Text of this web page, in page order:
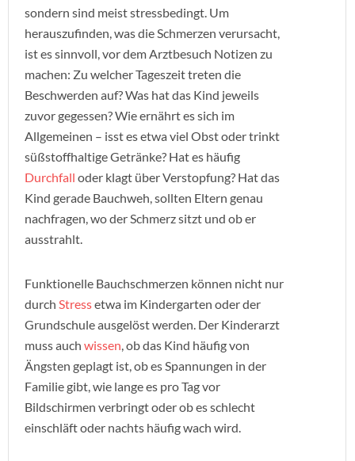
sondern sind meist stressbedingt. Um
herauszufinden, was die Schmerzen verursacht,
ist es sinnvoll, vor dem Arztbesuch Notizen zu
machen: Zu welcher Tageszeit treten die
Beschwerden auf? Was hat das Kind jeweils
zuvor gegessen? Wie ernährt es sich im
Allgemeinen – isst es etwa viel Obst oder trinkt
süßstoffhaltige Getränke? Hat es häufig
Durchfall oder klagt über Verstopfung? Hat das
Kind gerade Bauchweh, sollten Eltern genau
nachfragen, wo der Schmerz sitzt und ob er
ausstrahlt.
Funktionelle Bauchschmerzen können nicht nur
durch Stressetwa im Kindergarten oder der
Grundschule ausgelöst werden. Der Kinderarzt
muss auch wissen, ob das Kind häufig von
Ängsten geplagt ist, ob es Spannungen in der
Familie gibt, wie lange es pro Tag vor
Bildschirmen verbringt oder ob es schlecht
einschläft oder nachts häufig wach wird.